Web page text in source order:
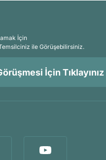
İçin
ile Görüşebilirsiniz.
İçin Tıklayınız